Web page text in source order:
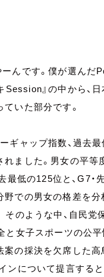
んです。僕が選ん
Session』の中から
いた部分です。
ギャップ指数、過去
ました。男女の平等
低の125位と、G7・
での男女の格差を
のような中、自民
と女子スポーツの公
の採決を欠席した
ンについて提言する